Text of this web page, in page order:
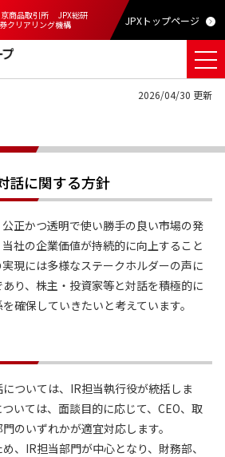
商品取引所
JPX総研
クリアリング機構 JPXトップページ
2026/04/30 更新
話に関する方針
正かつ透明で使い勝手の良い市場の発
社の企業価値が持続的に向上すること
現には多様なステークホルダーの声に
り、株主・投資家等と対話を積極的に
確保していきたいと考えています。
ついては、IR担当執行役が統括しま
いては、面談目的に応じて、CEO、取
のいずれかが適宜対応します。
、IR担当部門が中心となり、財務部、